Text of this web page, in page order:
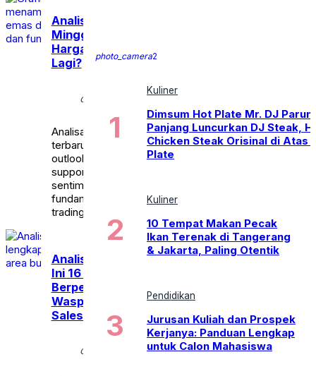
Analisa XAU/USD
Mingguan, Apakah
Harga Emas Siap Naik
Lagi?
calendar_month
Sabtu,
18 Jul
2026
Analisa XAU/USD mingguan
terbaru lengkap dengan
outlook harga emas,
support, resistance,
sentimen pasar, faktor
fundamental, dan strategi
trading.
Analisa XAU/USD Hari
Ini 16 Juli 2026: Gold
Berpeluang Naik,
Waspadai Data Retail
Sales AS
calendar_month
Kamis,
16 Jul
photo_camera2
Kuliner
Dimsum Hot Plate Mr. DJ
Panjang Luncurkan DJ Steak,
Chicken Steak Orisinal di Atas
Plate
Kuliner
10 Tempat Makan Pecak
Ikan Terenak di Tangerang
& Jakarta, Paling Otentik
Pendidikan
Jurusan Kuliah dan Prospek
Kerjanya: Panduan Lengkap
untuk Calon Mahasiswa